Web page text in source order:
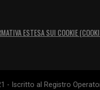
ESTESA SUI COOKIE
- Iscritto al Registro